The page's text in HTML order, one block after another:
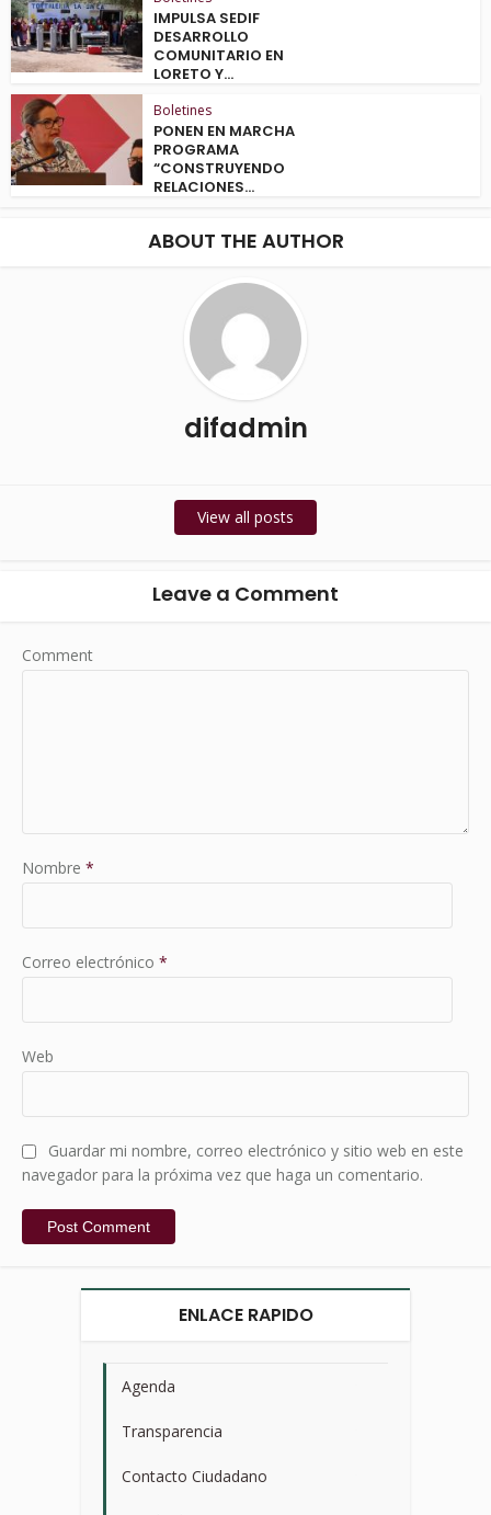
IMPULSA SEDIF
DESARROLLO
COMUNITARIO EN
LORETO Y...
Boletines
PONEN EN MARCHA
PROGRAMA
“CONSTRUYENDO
RELACIONES...
ABOUT THE AUTHOR
difadmin
View all posts
Leave a Comment
Comment
Nombre *
Correo electrónico *
Web
Guardar mi nombre, correo electrónico y sitio web en este
navegador para la próxima vez que haga un comentario.
ENLACE RAPIDO
Agenda
Transparencia
Contacto Ciudadano